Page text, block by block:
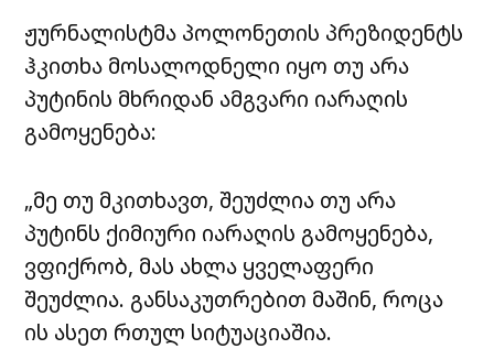
ჟურნალისტმა პოლონეთის პრეზიდენტს
ჰკითხა მოსალოდნელი იყო თუ არა
პუტინის მხრიდან ამგვარი იარაღის
გამოყენება:
„მე თუ მკითხავთ, შეუძლია თუ არა
პუტინს ქიმიური იარაღის გამოყენება,
ვფიქრობ, მას ახლა ყველაფერი
შეუძლია. განსაკუთრებით მაშინ, როცა
ის ასეთ რთულ სიტუაციაშია.